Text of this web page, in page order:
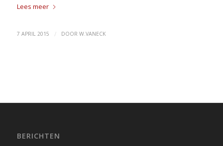
Lees meer
7 APRIL 2015 / DOOR W.VANECK
BERICHTEN